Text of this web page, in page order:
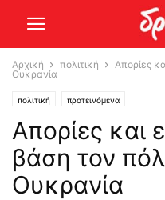
Αρχική πολιτική
Απορίες
Ουκρανία
πολιτική προτεινόμενα
Απορίες και
βάση τον
Ουκρανία